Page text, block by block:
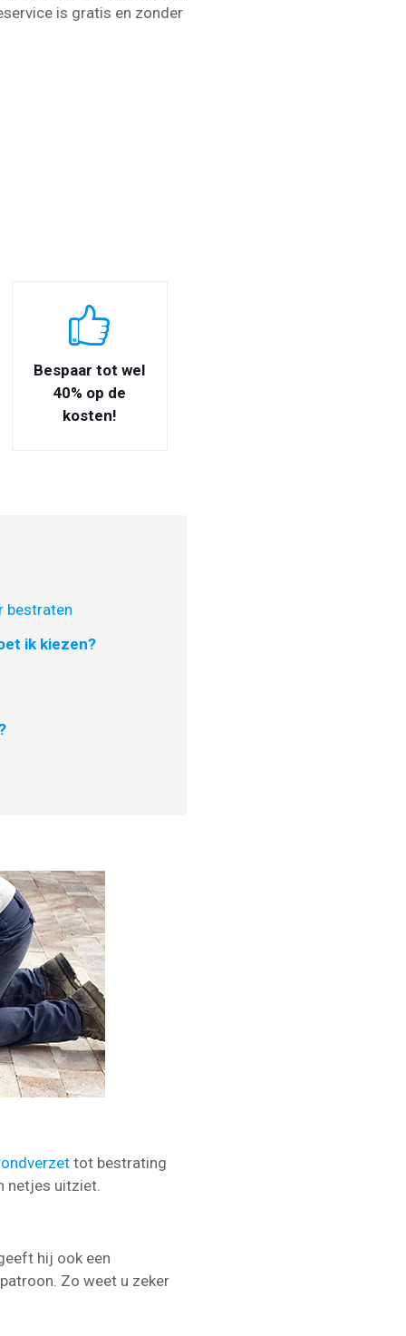
is gratis en zonder
Bespaar tot wel
40% op de
kosten!
bestraten
ik kiezen?
tot bestrating
netjes uitziet.
hij ook een
Zo weet u zeker